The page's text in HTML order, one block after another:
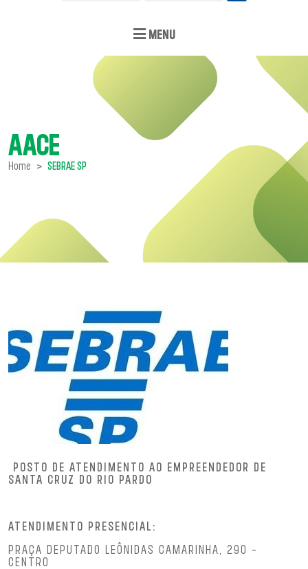
MENU
AACE
Home SEBRAE SP
POSTO DE ATENDIMENTO AO EMPREENDEDOR DE
SANTA CRUZ DO RIO PARDO
ATENDIMENTO PRESENCIAL:
PRAÇA DEPUTADO LEÔNIDAS CAMARINHA, 290 -
CENTRO